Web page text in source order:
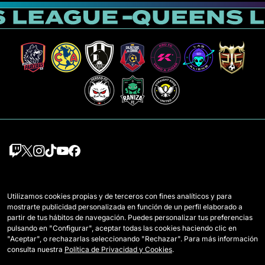
Giocatrici Draft
Wildcards
Partite
Come si gioca a Queens
Accrediti Media
Contatti
Utilizamos cookies propias y de terceros con fines analíticos y para
mostrarte publicidad personalizada en función de un perfil elaborado a
partir de tus hábitos de navegación. Puedes personalizar tus preferencias
pulsando en "Configurar", aceptar todas las cookies haciendo clic en
"Aceptar", o rechazarlas seleccionando "Rechazar". Para más información
consulta nuestra Política de Privacidad y Cookies.